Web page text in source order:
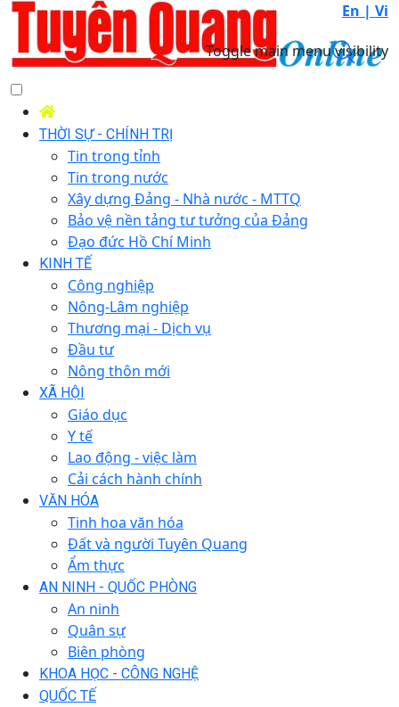
En | Vi
Toggle main menu visibility
THỜI SỰ - CHÍNH TRỊ
Tin trong tỉnh
Tin trong nước
Xây dựng Đảng - Nhà nước - MTTQ
Bảo vệ nền tảng tư tưởng của Đảng
Đạo đức Hồ Chí Minh
KINH TẾ
Công nghiệp
Nông-Lâm nghiệp
Thương mại - Dịch vụ
Đầu tư
Nông thôn mới
XÃ HỘI
Giáo dục
Y tế
Lao động - việc làm
Cải cách hành chính
VĂN HÓA
Tinh hoa văn hóa
Đất và người Tuyên Quang
Ẩm thực
AN NINH - QUỐC PHÒNG
An ninh
Quân sự
Biên phòng
KHOA HỌC - CÔNG NGHỆ
QUỐC TẾ